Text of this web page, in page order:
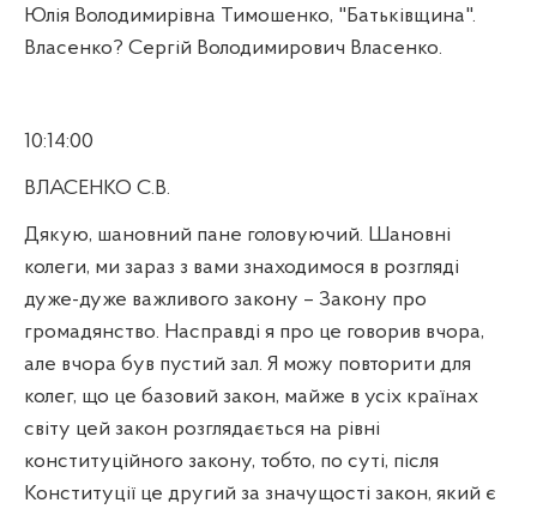
Юлія Володимирівна Тимошенко, "Батьківщина".
Власенко? Сергій Володимирович Власенко.
10:14:00
ВЛАСЕНКО С.В.
Дякую, шановний пане головуючий. Шановні
колеги, ми зараз з вами знаходимося в розгляді
дуже-дуже важливого закону – Закону про
громадянство. Насправді я про це говорив вчора,
але вчора був пустий зал. Я можу повторити для
колег, що це базовий закон, майже в усіх країнах
світу цей закон розглядається на рівні
конституційного закону, тобто, по суті, після
Конституції це другий за значущості закон, який є